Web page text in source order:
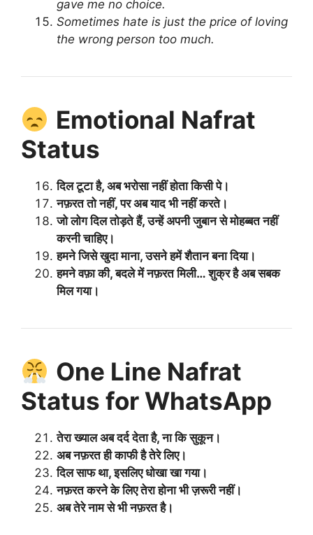
gave me no choice.
Sometimes hate is just the price of loving
the wrong person too much.
Emotional Nafrat
Status
दिल टूटा है, अब भरोसा नहीं होता किसी पे।
नफ़रत तो नहीं, पर अब याद भी नहीं करते।
जो लोग दिल तोड़ते हैं, उन्हें अपनी जुबान से मोहब्बत नहीं
करनी चाहिए।
हमने जिसे खुदा माना, उसने हमें शैतान बना दिया।
हमने वफ़ा की, बदले में नफ़रत मिली… शुक्र है अब सबक
मिल गया।
One Line Nafrat
Status for WhatsApp
तेरा ख्याल अब दर्द देता है, ना कि सुकून।
अब नफ़रत ही काफी है तेरे लिए।
दिल साफ था, इसलिए धोखा खा गया।
नफ़रत करने के लिए तेरा होना भी ज़रूरी नहीं।
अब तेरे नाम से भी नफ़रत है।